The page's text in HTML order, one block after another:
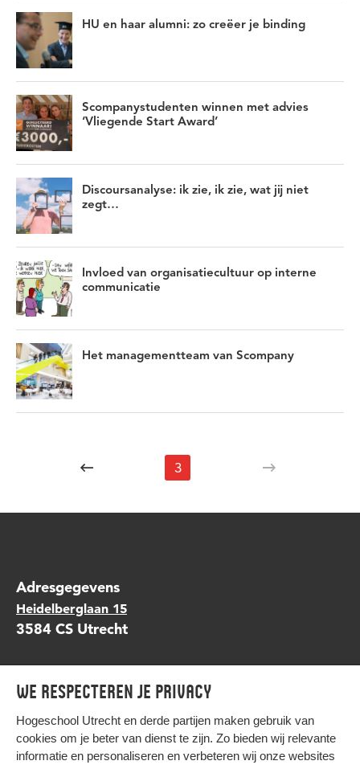
We respecteren je privacy
Hogeschool Utrecht en derde partijen maken gebruik van
cookies om je beter van dienst te zijn. Zo bieden wij relevante
informatie en personaliseren en verbeteren wij onze websites
HU en haar alumni: zo creëer je binding
Scompanystudenten winnen met advies
‘Vliegende Start Award’
Discoursanalyse: ik zie, ik zie, wat jij niet
zegt…
Invloed van organisatiecultuur op interne
communicatie
Het managementteam van Scompany
3
Adresgegevens
Heidelberglaan 15
3584 CS Utrecht
scompany@hu.nl
Volg ons opLinkedIn,FacebookenInstagram